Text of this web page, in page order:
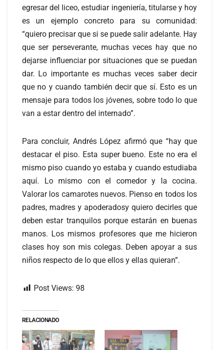
egresar del liceo, estudiar ingeniería, titularse y hoy
es un ejemplo concreto para su comunidad:
“quiero precisar que si se puede salir adelante. Hay
que ser perseverante, muchas veces hay que no
dejarse influenciar por situaciones que se puedan
dar. Lo importante es muchas veces saber decir
que no y cuando también decir que sí. Esto es un
mensaje para todos los jóvenes, sobre todo lo que
van a estar dentro del internado”.
Para concluir, Andrés López afirmó que “hay que
destacar el piso. Esta super bueno. Este no era el
mismo piso cuando yo estaba y cuando estudiaba
aquí. Lo mismo con el comedor y la cocina.
Valorar los camarotes nuevos. Pienso en todos los
padres, madres y apoderadosy quiero decirles que
deben estar tranquilos porque estarán en buenas
manos. Los mismos profesores que me hicieron
clases hoy son mis colegas. Deben apoyar a sus
niños respecto de lo que ellos y ellas quieran”.
Post Views: 98
RELACIONADO